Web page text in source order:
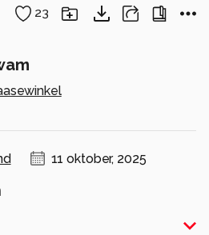
23
11 oktober, 2025